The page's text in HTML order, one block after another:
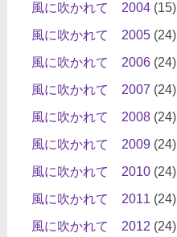
風に吹かれて 2004(15)
風に吹かれて 2005(24)
風に吹かれて 2006(24)
風に吹かれて 2007 (24)
風に吹かれて 2008(24)
風に吹かれて 2009(24)
風に吹かれて 2010(24)
風に吹かれて 2011 (24)
風に吹かれて 2012 (24)